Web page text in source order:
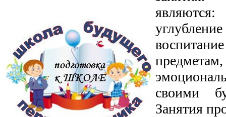
предметам,
своими
Занятия